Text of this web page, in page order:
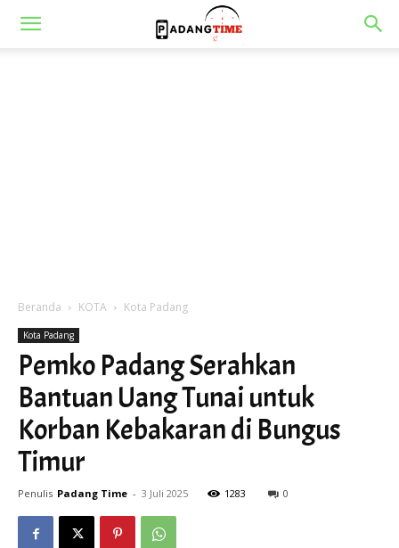
Beranda KOTA Kota Padang
Kota Padang
Pemko Padang Serahkan
Bantuan Uang Tunai untuk
Korban Kebakaran di Bungus
Timur
Penulis Padang Time - 3 Juli 2025 1283 0